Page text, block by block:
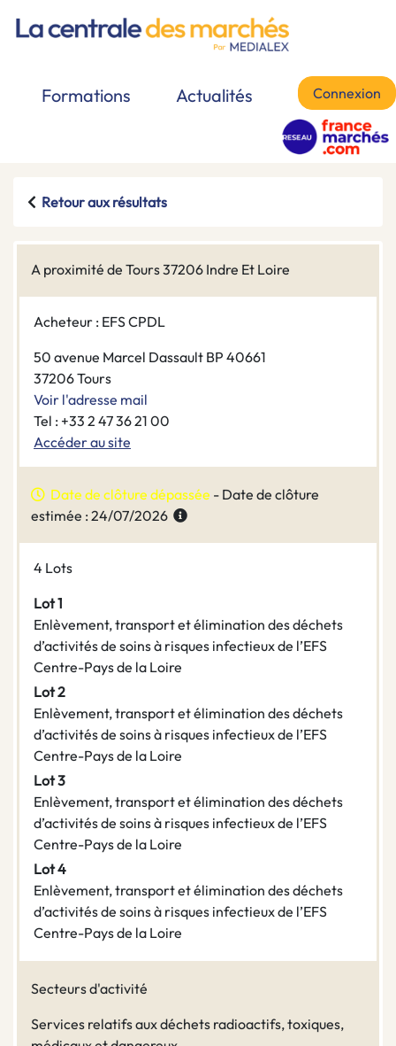
Formations Actualités Connexion
Retour aux résultats
A proximité de Tours 37206 Indre Et Loire
Acheteur : EFS CPDL
50 avenue Marcel Dassault BP 40661
37206 Tours
Voir l'adresse mail
Tel : +33 2 47 36 21 00
Accéder au site
Date de clôture dépassée - Date de clôture
estimée : 24/07/2026
4 Lots
Lot 1
Enlèvement, transport et élimination des déchets
d’activités de soins à risques infectieux de l’EFS
Centre-Pays de la Loire
Lot 2
Enlèvement, transport et élimination des déchets
d’activités de soins à risques infectieux de l’EFS
Centre-Pays de la Loire
Lot 3
Enlèvement, transport et élimination des déchets
d’activités de soins à risques infectieux de l’EFS
Centre-Pays de la Loire
Lot 4
Enlèvement, transport et élimination des déchets
d’activités de soins à risques infectieux de l’EFS
Centre-Pays de la Loire
Secteurs d'activité
Services relatifs aux déchets radioactifs, toxiques,